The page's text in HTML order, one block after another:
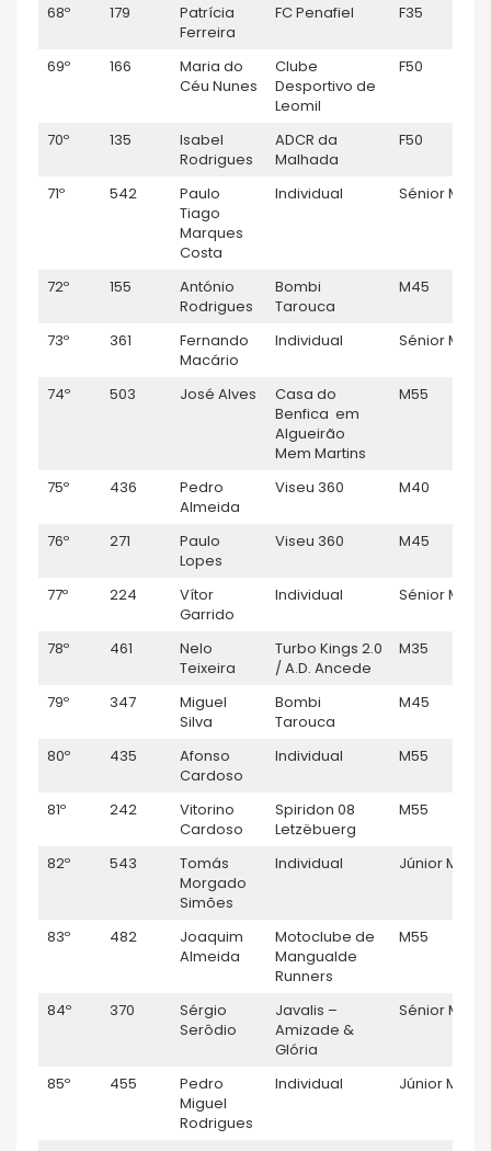
68º 179
Patrícia
Ferreira
FC Penafiel F35
69º 166
Maria do
Céu Nunes
Clube
Desportivo de
Leomil
F50
70º 135
Isabel
Rodrigues
ADCR da
Malhada
F50
71º 542
Paulo
Tiago
Marques
Costa
Individual Sénior M
72º 155
António
Rodrigues
Bombi
Tarouca
M45
73º 361
Fernando
Macário
Individual Sénior M
74º 503 José Alves
Casa do
Benfica em
Algueirão
Mem Martins
M55
75º 436
Pedro
Almeida
Viseu 360 M40
76º 271
Paulo
Lopes
Viseu 360 M45
77º 224
Vítor
Garrido
Individual Sénior M
78º 461
Nelo
Teixeira
Turbo Kings 2.0
/ A.D. Ancede
M35
79º 347
Miguel
Silva
Bombi
Tarouca
M45
80º 435
Afonso
Cardoso
Individual M55
81º 242
Vitorino
Cardoso
Spiridon 08
Letzëbuerg
M55
82º 543
Tomás
Morgado
Simões
Individual Júnior M
83º 482
Joaquim
Almeida
Motoclube de
Mangualde
Runners
M55
84º 370
Sérgio
Serôdio
Javalis –
Amizade &
Glória
Sénior M
85º 455
Pedro
Miguel
Rodrigues
Individual Júnior M